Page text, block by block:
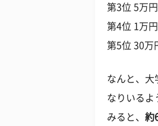
第3位 5万
第4位 1万
第5位 30万
なんと、大
なりいるよ
みると、 約